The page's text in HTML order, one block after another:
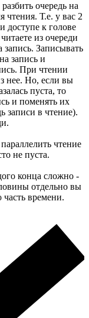
очередь на
чтения. Т.е. у вас 2
доступе к голове
из очереди
запись. Записывать
запись и
При чтении
нее. Но, если вы
пуста, то
и поменять их
записи в чтение).
чтение
не пуста.
конца сложно -
отдельно вы
времени.